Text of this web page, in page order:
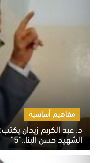
مفاهيم أساسية
د. عبد الكريم زيدان
الشهيد حسن البنا.."5"
السبت 8 أغسطس 2026 10:46 ص